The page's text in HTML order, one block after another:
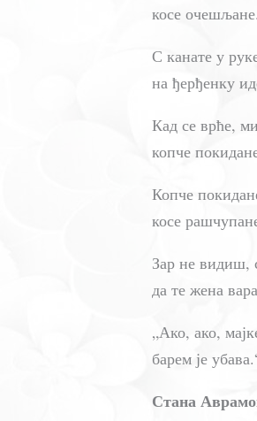
косе очешљане.
С канате у
на ђерђенку
Кад се врће,
копче
Копче
косе
Зар не видиш,
да те жена
„Ако, ако,
барем је
Стана